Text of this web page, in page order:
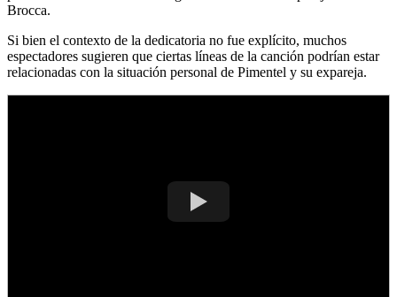
Brocca.
Si bien el contexto de la dedicatoria no fue explícito, muchos
espectadores sugieren que ciertas líneas de la canción podrían estar
relacionadas con la situación personal de Pimentel y su expareja.